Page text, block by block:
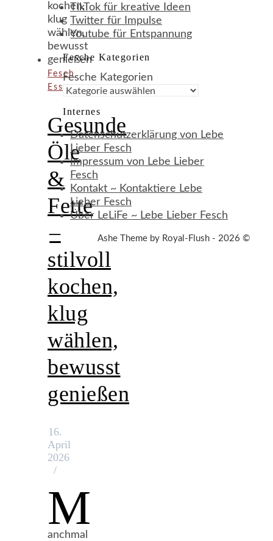
Fesch
Essen
Gesunde
Öle
&
Fette
–
stilvoll
kochen,
klug
wählen,
bewusst
genießen
16.
April
2026
/
M
anchmal
TikTok für kreative Ideen
Twitter für Impulse
Youtube für Entspannung
Fesche Kategorien
Fesche Kategorien
Internes
Datenschutzerklärung von Lebe
Lieber Fesch
Impressum von Lebe Lieber
Fesch
Kontakt ~ Kontaktiere Lebe
Lieber Fesch
Über LeLiFe ~ Lebe Lieber Fesch
Ashe Theme by Royal-Flush - 2026 ©